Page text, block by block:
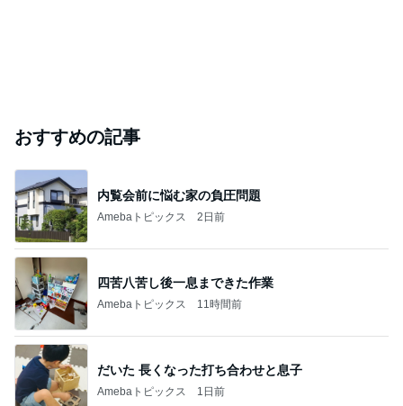
おすすめの記事
内覧会前に悩む家の負圧問題
Amebaトピックス 2日前
四苦八苦し後一息まできた作業
Amebaトピックス 11時間前
だいた 長くなった打ち合わせと息子
Amebaトピックス 1日前